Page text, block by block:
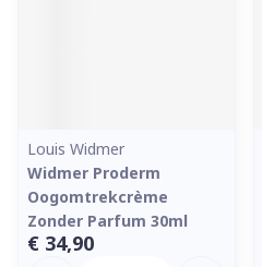
Louis Widmer
Widmer Proderm
Oogomtrekcrème
Zonder Parfum 30ml
€ 34,90